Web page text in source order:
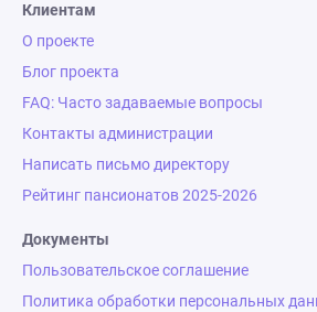
Клиентам
О проекте
Блог проекта
FAQ: Часто задаваемые вопросы
Контакты администрации
Написать письмо директору
Рейтинг пансионатов 2025-2026
Документы
Пользовательское соглашение
Политика обработки персональных